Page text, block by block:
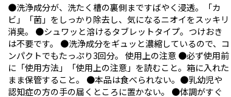
●洗浄成分が、洗たく槽の裏側まですばやく浸透。「カ
ビ」「菌」をしっかり除去し、気になるニオイをスッキリ
消臭。 ●シュワッと溶けるタブレットタイプ。つけおき
は不要です。 ●洗浄成分をギュッと濃縮しているので、コ
ンパクトでもたっぷり3回分。 使用上の注意 ●必ず使用前
に「使用方法」「使用上の注意」を読むこと。箱に入れた
まま保管すること。 ●本品は食べられない。●乳幼児や
認知症の方の手の届くところに置かない。 ●体調がすぐ